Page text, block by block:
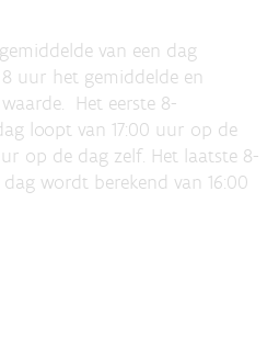
van een dag
uur het gemiddelde en
Het eerste 8-
loopt van 17:00 uur op de
op de dag zelf. Het laatste 8-
wordt berekend van 16:00